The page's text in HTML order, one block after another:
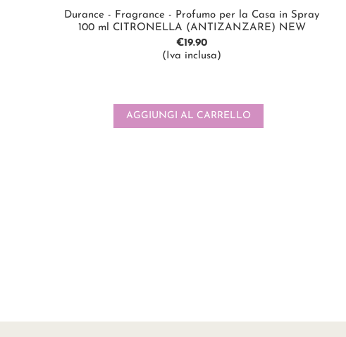
Durance - Fragrance - Profumo per la Casa in Spray
100 ml CITRONELLA (ANTIZANZARE) NEW
€19.90
(Iva inclusa)
AGGIUNGI AL CARRELLO